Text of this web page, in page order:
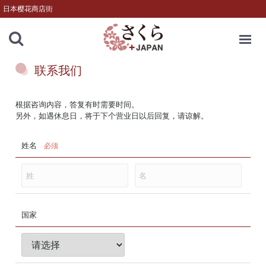
日本樱花商店街
联系我们
根据咨询内容，答复有时需要时间。
另外，如遇休息日，将于下个营业日以后回复，请谅解。
姓名 必须
国家